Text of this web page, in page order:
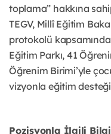
toplama” hakkına
TEGV, Millî Eğitim
protokolü
Eğitim Parkı, 41
Öğrenim Birimi’yle
vizyonla eğitim
Pozisyonla İlgili